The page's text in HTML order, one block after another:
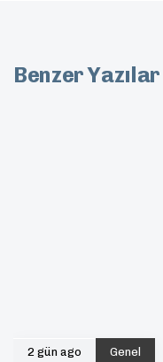
Benzer Yazılar
2 gün ago Genel